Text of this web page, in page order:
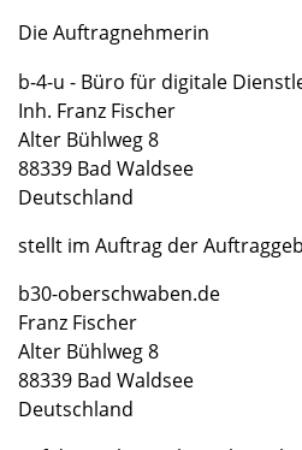
Die Auftragnehmerin
b-4-u - Büro für digitale
Inh. Franz Fischer
Alter Bühlweg 8
88339 Bad Waldsee
Deutschland
stellt im Auftrag der
b30-oberschwaben.de
Franz Fischer
Alter Bühlweg 8
88339 Bad Waldsee
Deutschland